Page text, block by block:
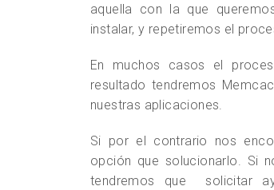
aquella con la que
instalar, y repetiremos el
En muchos casos el
resultado tendremos
nuestras aplicaciones.
Si por el contrario nos
opción que solucionarlo. Si
tendremos que solicitar